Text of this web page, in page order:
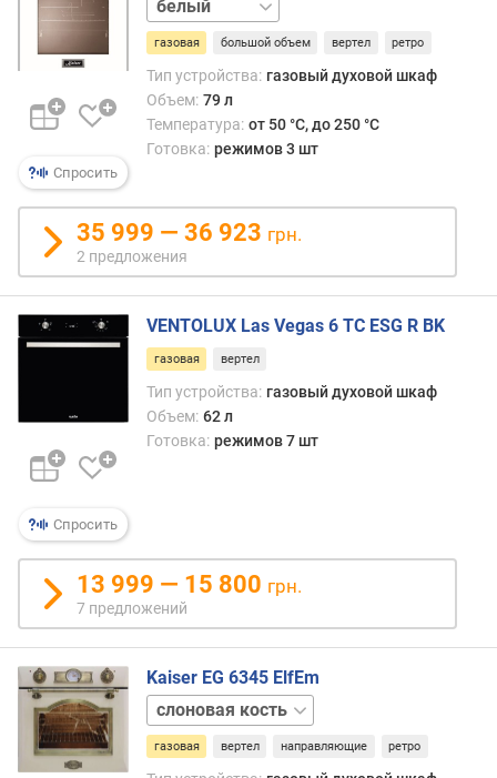
п
о
д
т
е
о
б
а
в
л
е
н
и
к
о
и
с
в
у
п
р
е
д
Спросить
газовая большой объем вертел ретро
Тип устройства: газовый духовой шкаф
Объем: 79 л
Температура: от 50 °C, до 250 °C
Готовка: режимов 3 шт
35 999 — 36 923 грн.
2 предложения
Спросить
VENTOLUX Las Vegas 6 TC ESG R BK
газовая вертел
Тип устройства: газовый духовой шкаф
Объем: 62 л
Готовка: режимов 7 шт
13 999 — 15 800 грн.
7 предложений
Kaiser EG 6345 ElfEm
черный
газовая вертел направляющие ретро